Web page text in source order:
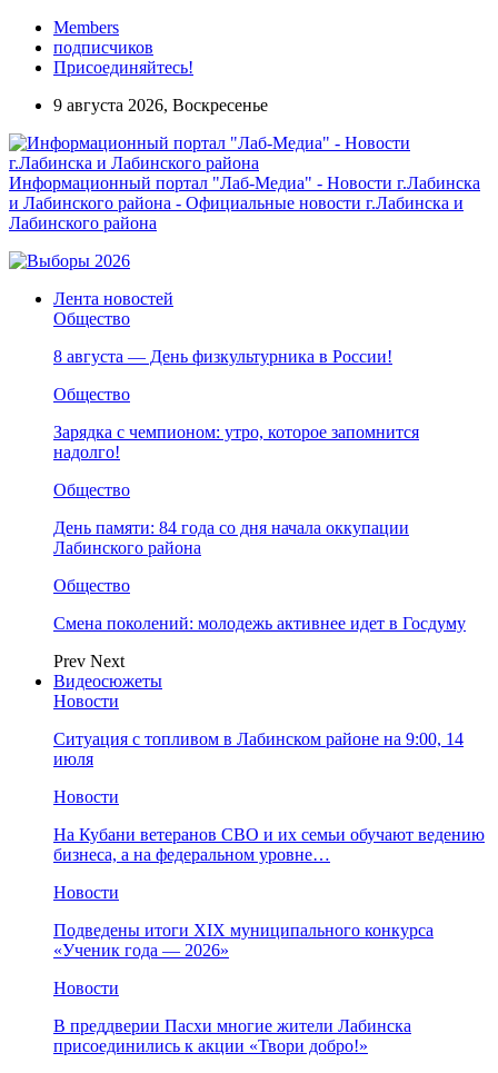
Members
подписчиков
Присоединяйтесь!
9 августа 2026, Воскресенье
Информационный портал "Лаб-Медиа" - Новости г.Лабинска
и Лабинского района - Официальные новости г.Лабинска и
Лабинского района
Лента новостей
Общество
8 августа — День физкультурника в России!
Общество
Зарядка с чемпионом: утро, которое запомнится
надолго!
Общество
День памяти: 84 года со дня начала оккупации
Лабинского района
Общество
Смена поколений: молодежь активнее идет в Госдуму
Prev Next
Видеосюжеты
Новости
Ситуация с топливом в Лабинском районе на 9:00, 14
июля
Новости
На Кубани ветеранов СВО и их семьи обучают ведению
бизнеса, а на федеральном уровне…
Новости
Подведены итоги XIX муниципального конкурса
«Ученик года — 2026»
Новости
В преддверии Пасхи многие жители Лабинска
присоединились к акции «Твори добро!»